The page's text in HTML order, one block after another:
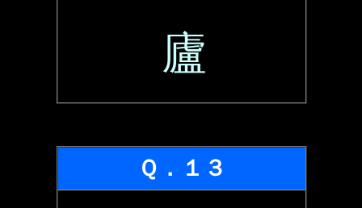
廬
Ｑ．１３